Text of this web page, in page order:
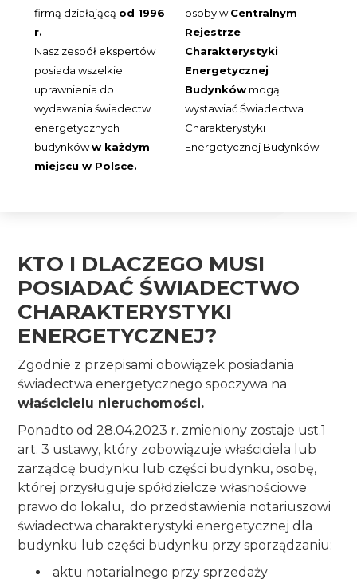
firmą działającą od 1996
r.
Nasz zespół ekspertów
posiada wszelkie
uprawnienia do
wydawania świadectw
energetycznych
budynkóww każdym
miejscu w Polsce.
osoby wCentralnym
Rejestrze
Charakterystyki
Energetycznej
Budynkówmogą
wystawiać Świadectwa
Charakterystyki
Energetycznej Budynków.
KTO I DLACZEGO MUSI
POSIADAĆ ŚWIADECTWO
CHARAKTERYSTYKI
ENERGETYCZNEJ?
Zgodnie z przepisami obowiązek posiadania
świadectwa energetycznego spoczywa na
właścicielu nieruchomości.
Ponadto od 28.04.2023 r. zmieniony zostaje ust.1
art. 3 ustawy, który zobowiązuje właściciela lub
zarządcę budynku lub części budynku, osobę,
której przysługuje spółdzielcze własnościowe
prawo do lokalu, do przedstawienia notariuszowi
świadectwa charakterystyki energetycznej dla
budynku lub części budynku przy sporządzaniu:
aktu notarialnego przy sprzedaży